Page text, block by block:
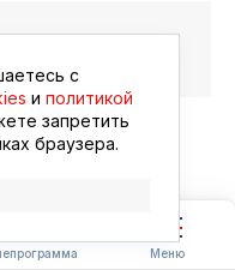
Меню
с
и политикой
запретить
браузера.